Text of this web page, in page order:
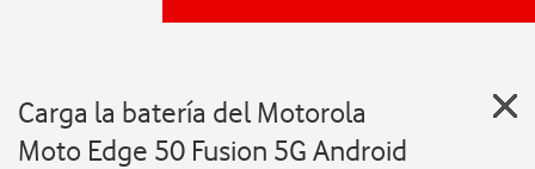
Carga la batería del Motorola
Moto Edge 50 Fusion 5G Android